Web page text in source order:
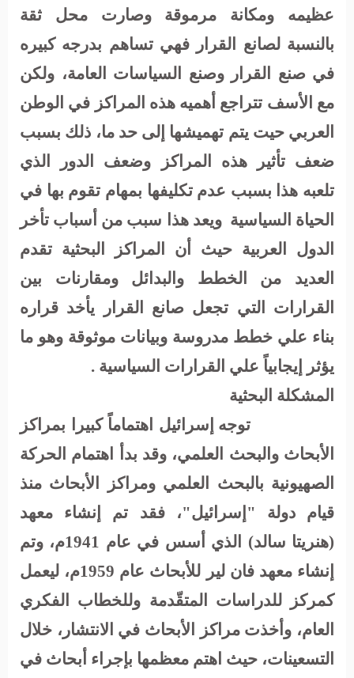
عظيمه ومكانة مرموقة وصارت محل ثقة
بالنسبة لصانع القرار فهي تساهم بدرجه كبيره
في صنع القرار وصنع السياسات العامة، ولكن
مع الأسف تتراجع أهميه هذه المراكز في الوطن
العربي حيت يتم تهميشها إلى حد ما، ذلك بسبب
ضعف تأثير هذه المراكز وضعف الدور الذي
تلعبه هذا بسبب عدم تكليفها بمهام تقوم بها في
الحياة السياسية ويعد هذا سبب من أسباب تأخر
الدول العربية حيث أن المراكز البحثية تقدم
العديد من الخطط والبدائل ومقارنات بين
القرارات التي تجعل صانع القرار يأخد قراره
بناء علي خطط مدروسة وبيانات موثوقة وهو ما
يؤثر إيجابياً علي القرارات السياسية .
المشكلة البحثية
توجه إسرائيل اهتماماً كبيرا بمراكز
الأبحاث والبحث العلمي، وقد بدأ اهتمام الحركة
الصهيونية بالبحث العلمي ومراكز الأبحاث منذ
قيام دولة "إسرائيل"، فقد تم إنشاء معهد
(هنريتا سالد) الذي أسس في عام 1941م، وتم
إنشاء معهد فان لير للأبحاث عام 1959م، ليعمل
كمركز للدراسات المتقّدمة وللخطاب الفكري
العام، وأخذت مراكز الأبحاث في الانتشار، خلال
التسعينات، حيث اهتم معظمها بإجراء أبحاث في